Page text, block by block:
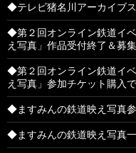
◆テレビ猪名川アーカイブ
◆第２回オンライン鉄道イ
え写真」作品受付終了＆募
◆第２回オンライン鉄道イ
え写真」参加チケット購入
◆ますみんの鉄道映え写真
◆ますみんの鉄道映え写真一